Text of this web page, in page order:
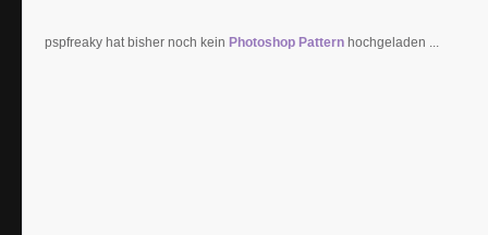
pspfreaky hat bisher noch kein Photoshop Pattern hochgeladen ...